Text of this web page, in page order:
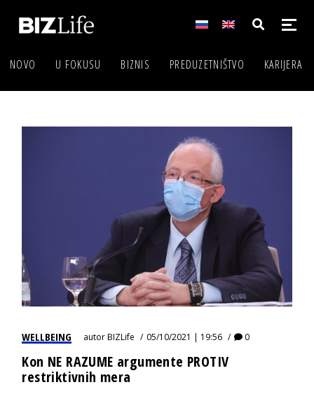
NOVO U FOKUSU BIZNIS PREDUZETNIŠTVO KARIJERA
WELLBEING autorBIZLife 05/10/2021 | 19:56 0
Kon NE RAZUME argumente PROTIV
restriktivnih mera